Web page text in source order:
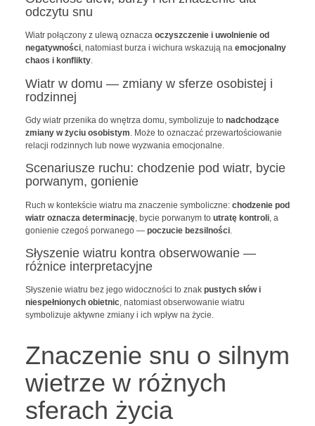
odczytu snu
Wiatr połączony z ulewą oznacza oczyszczenie i uwolnienie od
negatywności, natomiast burza i wichura wskazują na emocjonalny
chaos i konflikty.
Wiatr w domu — zmiany w sferze osobistej i
rodzinnej
Gdy wiatr przenika do wnętrza domu, symbolizuje to nadchodzące
zmiany w życiu osobistym. Może to oznaczać przewartościowanie
relacji rodzinnych lub nowe wyzwania emocjonalne.
Scenariusze ruchu: chodzenie pod wiatr, bycie
porwanym, gonienie
Ruch w kontekście wiatru ma znaczenie symboliczne: chodzenie pod
wiatr oznacza determinację, bycie porwanym to utratę kontroli, a
gonienie czegoś porwanego — poczucie bezsilności.
Słyszenie wiatru kontra obserwowanie —
różnice interpretacyjne
Słyszenie wiatru bez jego widoczności to znak pustych słów i
niespełnionych obietnic, natomiast obserwowanie wiatru
symbolizuje aktywne zmiany i ich wpływ na życie.
Znaczenie snu o silnym
wietrze w różnych
sferach życia